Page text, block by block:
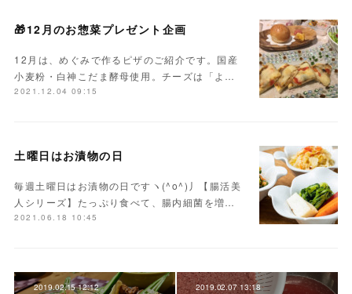
🎁12月のお惣菜プレゼント企画
12月は、めぐみで作るピザのご紹介です。国産
小麦粉・白神こだま酵母使用。チーズは「よ…
2021.12.04 09:15
土曜日はお漬物の日
毎週土曜日はお漬物の日ですヽ(^o^)丿【腸活美
人シリーズ】たっぷり食べて、腸内細菌を増…
2021.06.18 10:45
2019.02.15 12:12 2019.02.07 13:18